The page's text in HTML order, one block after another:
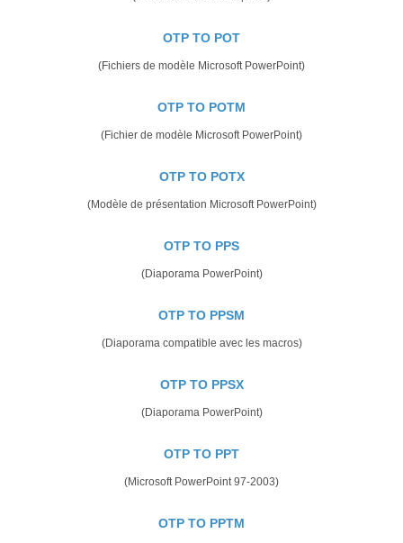
OTP TO POT
(Fichiers de modèle Microsoft PowerPoint)
OTP TO POTM
(Fichier de modèle Microsoft PowerPoint)
OTP TO POTX
(Modèle de présentation Microsoft PowerPoint)
OTP TO PPS
(Diaporama PowerPoint)
OTP TO PPSM
(Diaporama compatible avec les macros)
OTP TO PPSX
(Diaporama PowerPoint)
OTP TO PPT
(Microsoft PowerPoint 97-2003)
OTP TO PPTM